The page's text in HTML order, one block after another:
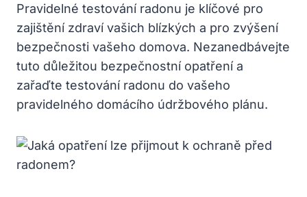
Pravidelné testování radonu je klíčové pro
zajištění zdraví vašich blízkých a pro zvýšení
bezpečnosti vašeho domova. Nezanedbávejte
tuto důležitou bezpečnostní opatření a
zařaďte testování radonu do vašeho
pravidelného domácího údržbového plánu.